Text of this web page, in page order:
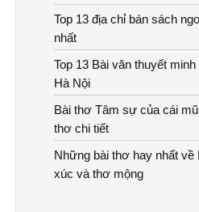
Top 13 địa chỉ bán sách
nhất
Top 13 Bài văn thuyết
Hà Nội
Bài thơ Tâm sự của cái
thơ chi tiết
Những bài thơ hay nhất về
xúc và thơ mộng